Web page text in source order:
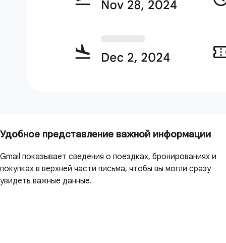
Удобное представление важной информации
Gmail показывает сведения о поездках, бронированиях и
покупках в верхней части письма, чтобы вы могли сразу
увидеть важные данные.